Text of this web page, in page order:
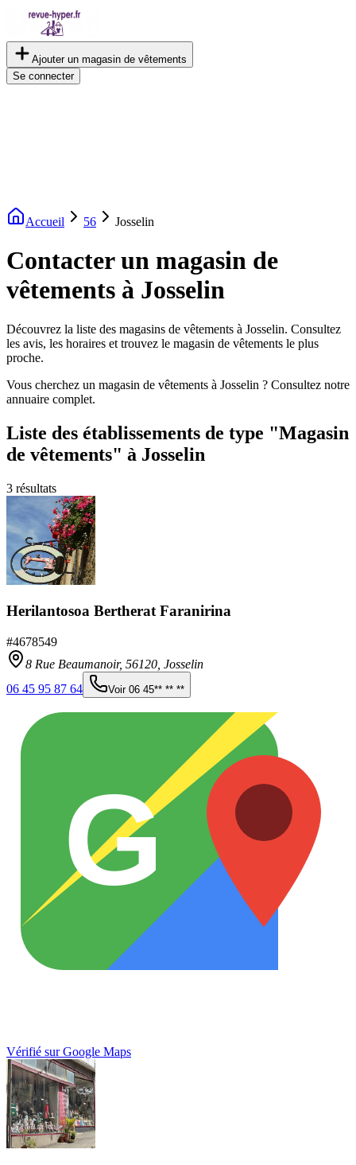
Ajouter un magasin de vêtements
Se connecter
Accueil 56 Josselin
Contacter un magasin de
vêtements à Josselin
Découvrez la liste des magasins de vêtements à Josselin. Consultez
les avis, les horaires et trouvez le magasin de vêtements le plus
proche.
Vous cherchez un magasin de vêtements à Josselin ? Consultez notre
annuaire complet.
Liste des établissements de type "Magasin
de vêtements" à Josselin
3 résultats
Herilantosoa Bertherat Faranirina
#4678549
8 Rue Beaumanoir, 56120 Josselin
06 45 95 87 64
Voir 06 45** ** **
G
Vérifié sur Google Maps